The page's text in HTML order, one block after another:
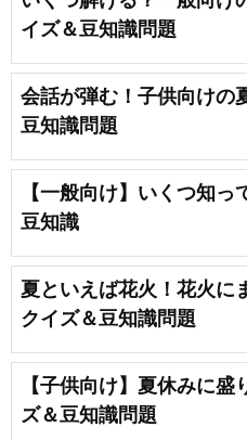
イズ＆豆知識問題
会話が弾む！子供向けの
豆知識問題
【一般向け】いくつ知
豆知識
夏といえば花火！花火に
クイズ＆豆知識問題
【子供向け】夏休みに
ズ＆豆知識問題